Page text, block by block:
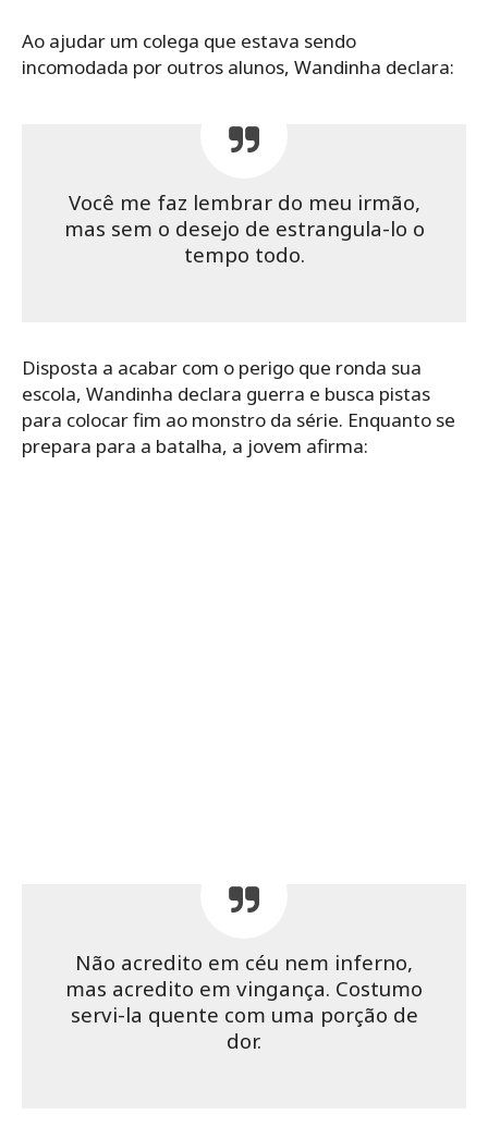
Ao ajudar um colega que estava sendo
incomodada por outros alunos, Wandinha declara:
Você me faz lembrar do meu irmão,
mas sem o desejo de estrangula-lo o
tempo todo.
Disposta a acabar com o perigo que ronda sua
escola, Wandinha declara guerra e busca pistas
para colocar fim ao monstro da série. Enquanto se
prepara para a batalha, a jovem afirma:
Não acredito em céu nem inferno,
mas acredito em vingança. Costumo
servi-la quente com uma porção de
dor.